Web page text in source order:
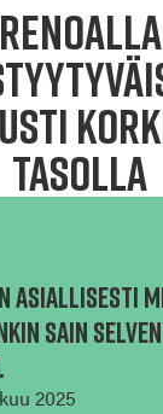
Renoalla
tasolla
asiallisesti
sain
2025